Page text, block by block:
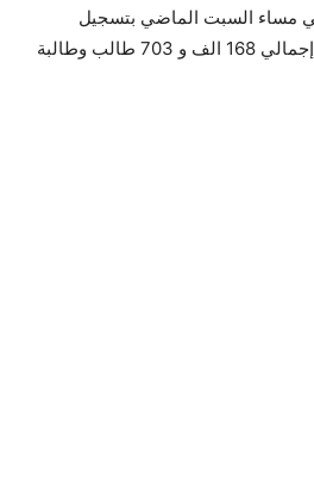
مساء السبت الماضي بتسجيل
165ألف طالب وطالبة من إجمالي 168 الف و 703 طالب وطالبة